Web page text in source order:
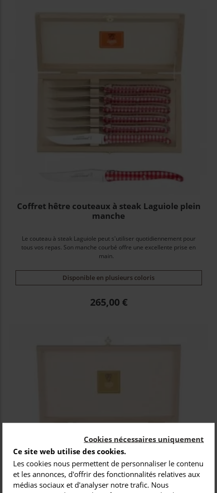
Cookies nécessaires uniquement
Ce site web utilise des cookies.
Les cookies nous permettent de personnaliser le contenu
et les annonces, d'offrir des fonctionnalités relatives aux
médias sociaux et d'analyser notre trafic. Nous
Coffret hêtre couteaux à steak Laguiole plein
manche
Le couteau à steak Laguiole peut s'utiliser quotidiennement pour
tous vos repas. Son manche courbé offre une excellente prise en
main.
Disponible en plusieurs coloris
Prix
265,00 €